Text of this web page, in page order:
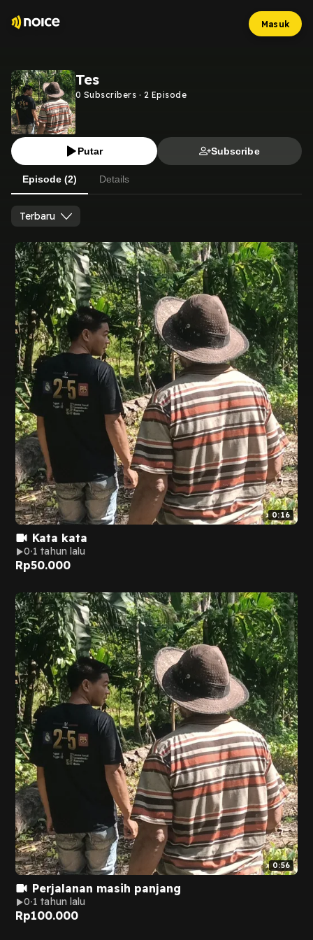
Masuk
Tes
0 Subscribers · 2 Episode
Putar Subscribe
Episode (2) Details
Terbaru
0:16
Kata kata
0 1 tahun lalu
Rp50.000
0:56
Perjalanan masih panjang
0 1 tahun lalu
Rp100.000